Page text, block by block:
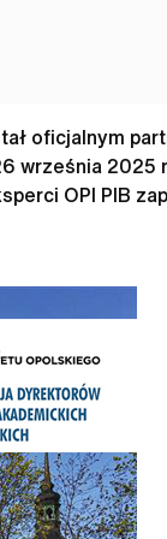
oficjalnym
września
OPI PIB